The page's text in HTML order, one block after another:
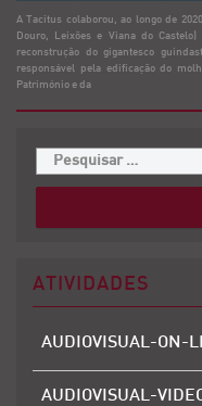
A Tacitus colaborou, ao longo de
Douro, Leixões e Viana do
reconstrução do gigantesco
responsável pela edificação do
Património e da
ATIVIDADES
AUDIOVISUAL-ON-
AUDIOVISUAL-